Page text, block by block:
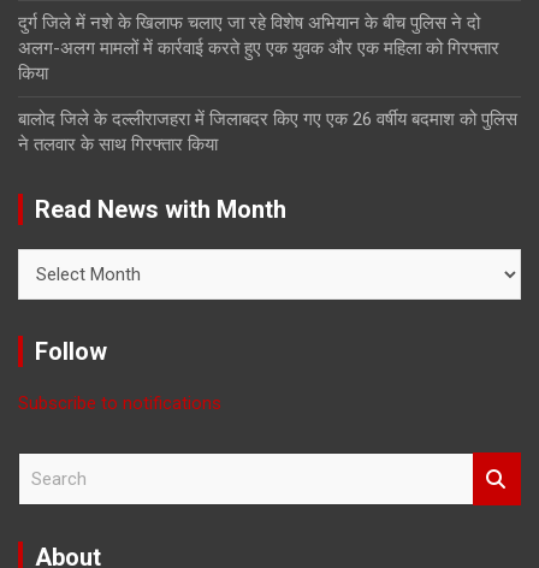
दुर्ग जिले में नशे के खिलाफ चलाए जा रहे विशेष अभियान के बीच पुलिस ने दो
अलग-अलग मामलों में कार्रवाई करते हुए एक युवक और एक महिला को गिरफ्तार
किया
बालोद जिले के दल्लीराजहरा में जिलाबदर किए गए एक 26 वर्षीय बदमाश को पुलिस
ने तलवार के साथ गिरफ्तार किया
Read News with Month
News
Month
Follow
Subscribe to notifications
r
About